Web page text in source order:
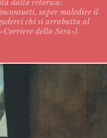
dalla retorica:
saper maledire il
chi si arrabatta al
della Sera»).